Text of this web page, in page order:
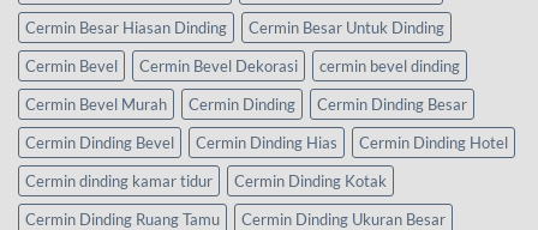
Cermin Besar Hiasan Dinding
Cermin Besar Untuk Dinding
Cermin Bevel
Cermin Bevel Dekorasi
cermin bevel dinding
Cermin Bevel Murah
Cermin Dinding
Cermin Dinding Besar
Cermin Dinding Bevel
Cermin Dinding Hias
Cermin Dinding Hotel
Cermin dinding kamar tidur
Cermin Dinding Kotak
Cermin Dinding Ruang Tamu
Cermin Dinding Ukuran Besar